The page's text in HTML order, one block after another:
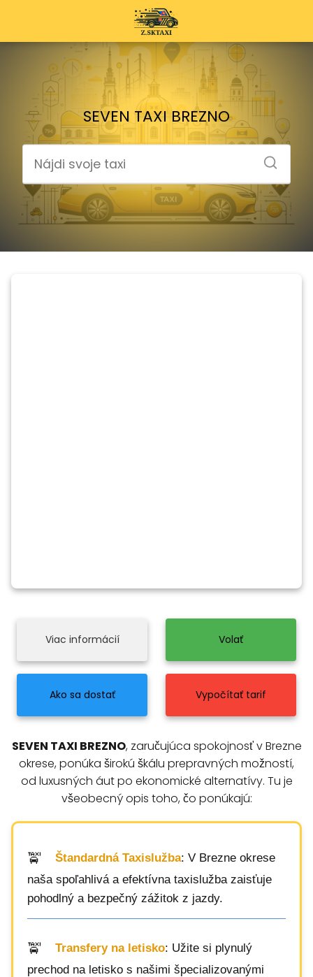
SEVEN TAXI BREZNO
Viac informácií Volať
Ako sa dostať Vypočítať tarif
SEVEN TAXI BREZNO, zaručujúca spokojnosť v Brezne
okrese, ponúka širokú škálu prepravných možností,
od luxusných áut po ekonomické alternatívy. Tu je
všeobecný opis toho, čo ponúkajú:
Štandardná Taxislužba: V Brezne okrese
naša spoľahlivá a efektívna taxislužba zaisťuje
pohodlný a bezpečný zážitok z jazdy.
Transfery na letisko: Užite si plynulý
prechod na letisko s našimi špecializovanými